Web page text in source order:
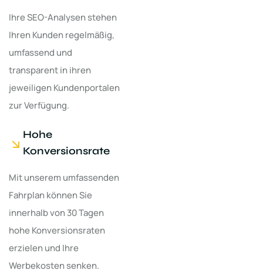
Ihre SEO-Analysen stehen
Ihren Kunden regelmäßig,
umfassend und
transparent in ihren
jeweiligen Kundenportalen
zur Verfügung.
Hohe
Konversionsrate
Mit unserem umfassenden
Fahrplan können Sie
innerhalb von 30 Tagen
hohe Konversionsraten
erzielen und Ihre
Werbekosten senken.